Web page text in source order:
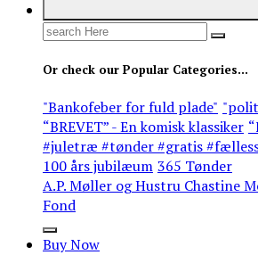
Search
Or check our Popular Categories...
"Bankofeber for fuld plade"
“BREVET” - En komisk klassiker
#juletræ #tønder #gratis
100 års jubilæum 365 Tønder
A.P. Møller og Hustru Chastine
Fond
Buy Now